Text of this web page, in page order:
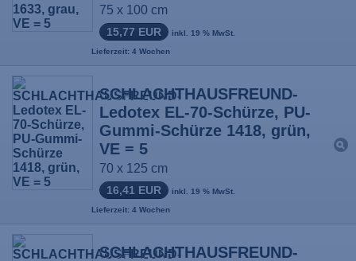
75 x 100 cm
15,77 EUR inkl. 19 % MwSt.
Lieferzeit: 4 Wochen
SCHLACHTHAUSFREUND-
Ledotex EL-70-Schürze, PU-
Gummi-Schürze 1418, grün,
VE = 5
70 x 125 cm
16,41 EUR inkl. 19 % MwSt.
Lieferzeit: 4 Wochen
SCHLACHTHAUSFREUND-